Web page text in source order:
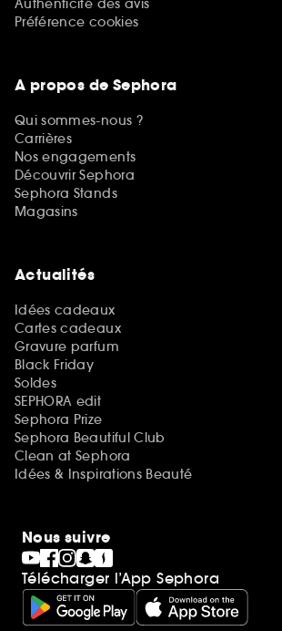
Préférence cookies
A propos de Sephora
Qui sommes-nous ?
Carrières
Nos engagements
Découvrir Sephora
Sephora Stands
Magasins
Actualités
Idées cadeaux
Cartes cadeaux
Gravure parfum
Black Friday
Soldes
SEPHORA edit
Sephora Prize
Sephora Beautiful Club
Clean at Sephora
Idées & Inspirations Beauté
Nous suivre
Télécharger l’App Sephora